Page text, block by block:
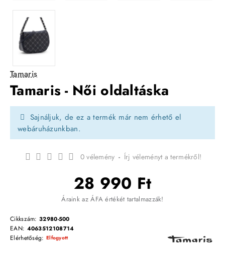
Tamaris
Tamaris - Női oldaltáska
Sajnáljuk, de ez a termék már nem érhető el
webáruházunkban.
0 vélemény - Írj véleményt a termékről!
28 990 Ft
Áraink az ÁFA értékét tartalmazzák!
Cikkszám: 32980-500
EAN: 4063512108714
Elérhetőség: Elfogyott